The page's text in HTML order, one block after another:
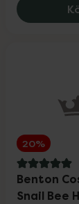
20%
5 av 5 i
Benton
Snail Bee